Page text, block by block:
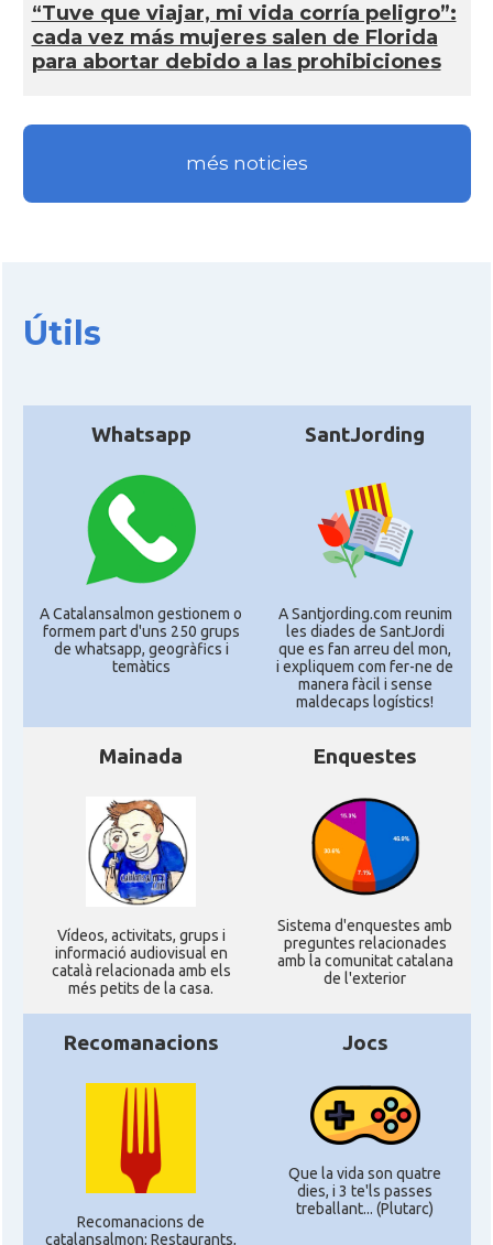
“Tuve que viajar, mi vida corría peligro”:
cada vez más mujeres salen de Florida
para abortar debido a las prohibiciones
més noticies
Útils
Whatsapp
A Catalansalmon gestionem o
formem part d'uns 250 grups
de whatsapp, geogràfics i
temàtics
SantJording
A Santjording.com reunim
les diades de SantJordi
que es fan arreu del mon,
i expliquem com fer-ne de
manera fàcil i sense
maldecaps logí­stics!
Mainada
Ví­deos, activitats, grups i
informació audiovisual en
català relacionada amb els
més petits de la casa.
Enquestes
Sistema d'enquestes amb
preguntes relacionades
amb la comunitat catalana
de l'exterior
Recomanacions
Recomanacions de
catalansalmon; Restaurants,
Jocs
Que la vida son quatre
dies, i 3 te'ls passes
treballant... (Plutarc)